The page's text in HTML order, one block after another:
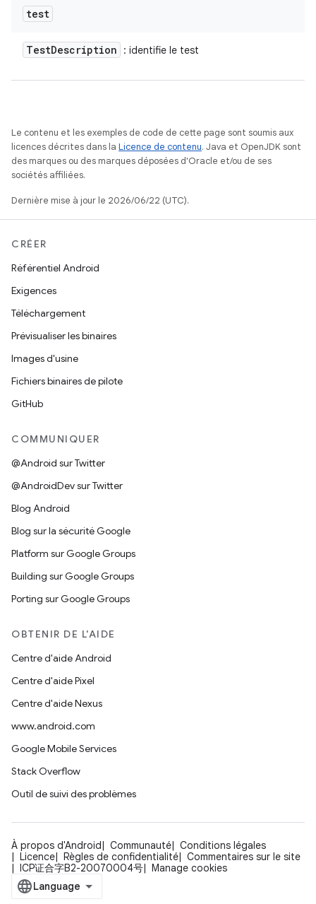
test
TestDescription : identifie le test
Le contenu et les exemples de code de cette page sont soumis aux
licences décrites dans la Licence de contenu. Java et OpenJDK sont
des marques ou des marques déposées d'Oracle et/ou de ses
sociétés affiliées.
Dernière mise à jour le 2026/06/22 (UTC).
CRÉER
Référentiel Android
Exigences
Téléchargement
Prévisualiser les binaires
Images d'usine
Fichiers binaires de pilote
GitHub
COMMUNIQUER
@Android sur Twitter
@AndroidDev sur Twitter
Blog Android
Blog sur la sécurité Google
Platform sur Google Groups
Building sur Google Groups
Porting sur Google Groups
OBTENIR DE L'AIDE
Centre d'aide Android
Centre d'aide Pixel
Centre d'aide Nexus
www.android.com
Google Mobile Services
Stack Overflow
Outil de suivi des problèmes
À propos d'Android Communauté
Conditions légales
Licence
Règles de confidentialité
Commentaires sur le site
ICP证合字B2-20070004号
Manage cookies